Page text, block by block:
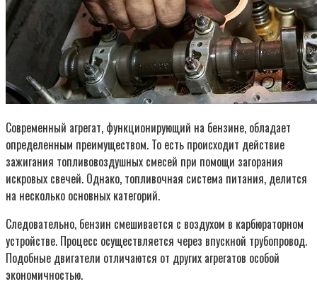
Современный агрегат, функционирующий на бензине, обладает
определенным преимуществом. То есть происходит действие
зажигания топливовоздушных смесей при помощи загорания
искровых свечей. Однако, топливочная система питания, делится
на несколько основных категорий.
Следовательно, бензин смешивается с воздухом в карбюраторном
устройстве. Процесс осуществляется через впускной трубопровод.
Подобные двигатели отличаются от других агрегатов особой
экономичностью.